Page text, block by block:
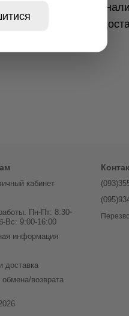
способ оплаты
вариантов
кабинет
Пн-Пт: 8:30-
Вс: 9:00-16:00
информация
доставка
обмена/возврата